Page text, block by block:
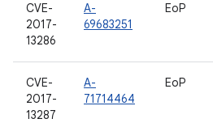
CVE-
2017-
13286
A-
69683251
EoP
CVE-
2017-
13287
A-
71714464
EoP